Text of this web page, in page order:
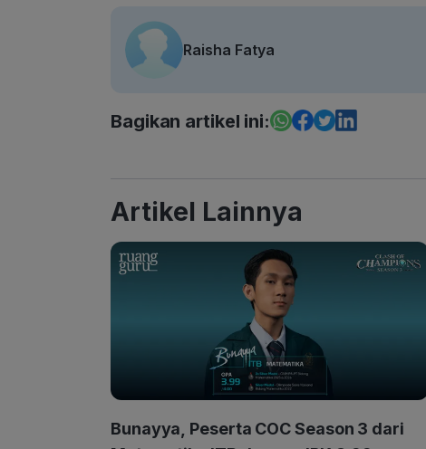
Raisha Fatya
Bagikan artikel ini:
Artikel Lainnya
Bunayya, Peserta COC Season 3 dari